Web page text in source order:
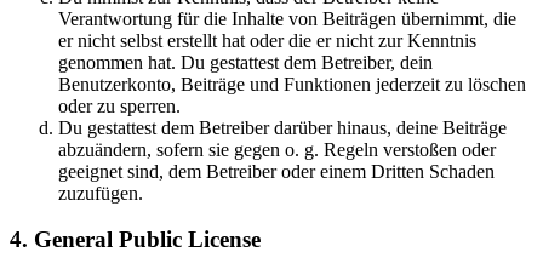
Verantwortung für die Inhalte von Beiträgen übernimmt, die
er nicht selbst erstellt hat oder die er nicht zur Kenntnis
genommen hat. Du gestattest dem Betreiber, dein
Benutzerkonto, Beiträge und Funktionen jederzeit zu löschen
oder zu sperren.
Du gestattest dem Betreiber darüber hinaus, deine Beiträge
abzuändern, sofern sie gegen o. g. Regeln verstoßen oder
geeignet sind, dem Betreiber oder einem Dritten Schaden
zuzufügen.
4. General Public License